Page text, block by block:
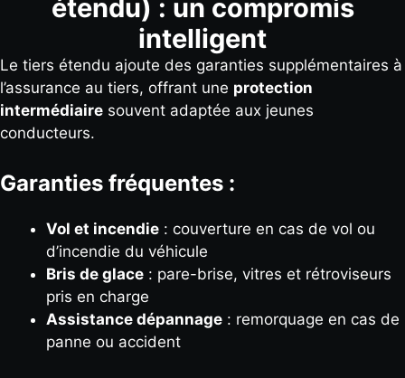
étendu) : un compromis
intelligent
Le tiers étendu ajoute des garanties supplémentaires à
l’assurance au tiers, offrant une protection
intermédiaire souvent adaptée aux jeunes
conducteurs.
Garanties fréquentes :
Vol et incendie : couverture en cas de vol ou
d’incendie du véhicule
Bris de glace : pare-brise, vitres et rétroviseurs
pris en charge
Assistance dépannage : remorquage en cas de
panne ou accident